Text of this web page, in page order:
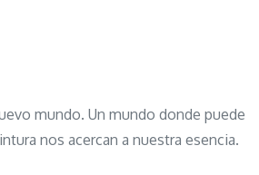
mundo. Un mundo donde puede
nos acercan a nuestra esencia.